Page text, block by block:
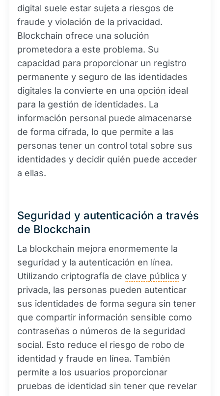
digital suele estar sujeta a riesgos de
fraude y violación de la privacidad.
Blockchain ofrece una solución
prometedora a este problema. Su
capacidad para proporcionar un registro
permanente y seguro de las identidades
digitales la convierte en una opción ideal
para la gestión de identidades. La
información personal puede almacenarse
de forma cifrada, lo que permite a las
personas tener un control total sobre sus
identidades y decidir quién puede acceder
a ellas.
Seguridad y autenticación a través
de Blockchain
La blockchain mejora enormemente la
seguridad y la autenticación en línea.
Utilizando criptografía de clave pública y
privada, las personas pueden autenticar
sus identidades de forma segura sin tener
que compartir información sensible como
contraseñas o números de la seguridad
social. Esto reduce el riesgo de robo de
identidad y fraude en línea. También
permite a los usuarios proporcionar
pruebas de identidad sin tener que revelar